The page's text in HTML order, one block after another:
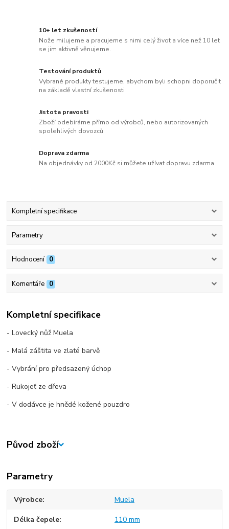
10+ let zkušeností
Nože milujeme a pracujeme s nimi celý život a více než 10 let
se jim aktivně věnujeme.
Testování produktů
Vybrané produkty testujeme, abychom byli schopni doporučit
na základě vlastní zkušenosti
Jistota pravosti
Zboží odebíráme přímo od výrobců, nebo autorizovaných
spolehlivých dovozců
Doprava zdarma
Na objednávky od 2000Kč si můžete užívat dopravu zdarma
Kompletní specifikace
Parametry
Hodnocení 0
Komentáře 0
Kompletní specifikace
- Lovecký nůž Muela
- Malá záštita ve zlaté barvě
- Vybrání pro předsazený úchop
- Rukojeť ze dřeva
- V dodávce je hnědé kožené pouzdro
Původ zboží
Parametry
Výrobce Muela
Délka čepele 110 mm